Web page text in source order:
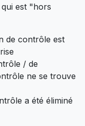
est "hors
de contrôle est
/ de
ne se trouve
a été éliminé